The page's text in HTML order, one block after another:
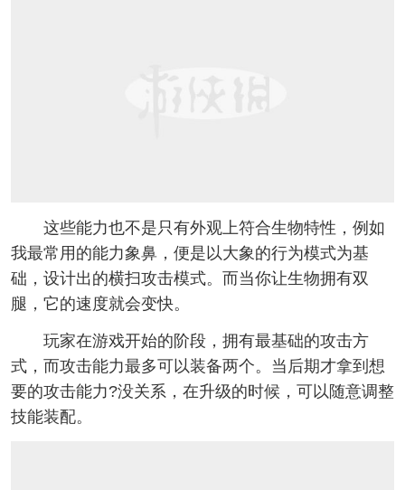
这些能力也不是只有外观上符合生物特性，例如
我最常用的能力象鼻，便是以大象的行为模式为基
础，设计出的横扫攻击模式。而当你让生物拥有双
腿，它的速度就会变快。
玩家在游戏开始的阶段，拥有最基础的攻击方
式，而攻击能力最多可以装备两个。当后期才拿到想
要的攻击能力?没关系，在升级的时候，可以随意调整
技能装配。